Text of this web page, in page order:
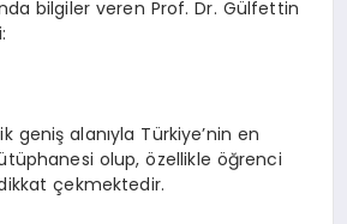
bilgiler veren Prof. Dr. Gülfettin
geniş alanıyla Türkiye’nin en
olup, özellikle öğrenci
çekmektedir.